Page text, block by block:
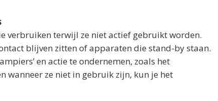
verbruiken terwijl ze niet actief gebruikt worden.
blijven zitten of apparaten die stand-by staan.
en actie te ondernemen, zoals het
wanneer ze niet in gebruik zijn, kun je het